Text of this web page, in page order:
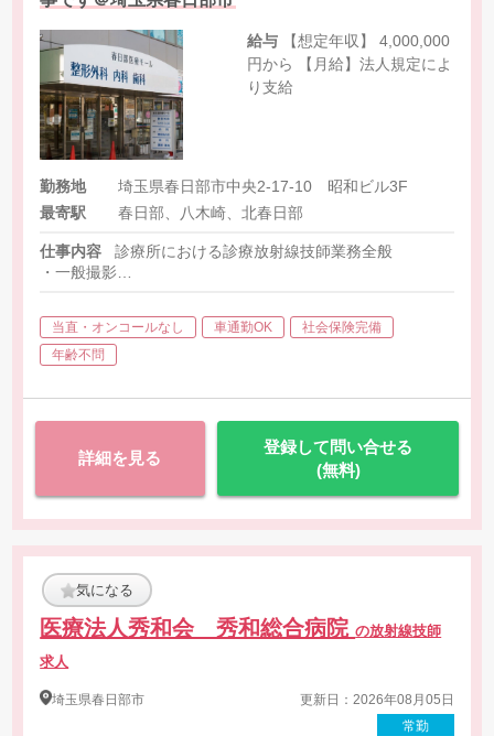
給与
円から 【月給】法人規定によ
り支給
勤務地
埼玉県春日部市中央2-17-10 昭和ビル3F
最寄駅
春日部、八木崎、北春日部
仕事内容
診療所における診療放射線技師業務全般
・一般撮影
当直・オンコールなし 車通勤OK
社会保険完備
年齢不問
詳細を見る
登録して問い合せる
(無料)
気になる
医療法人秀和会 秀和総合病院の放射線技師
求人
埼玉県春日部市
更新日：2026年08月05日
常勤